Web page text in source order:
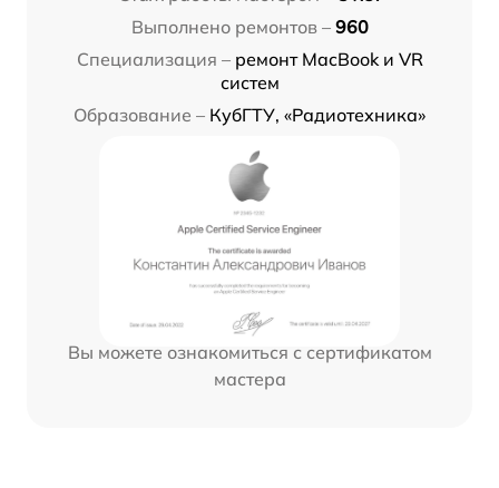
Выполнено ремонтов – 960
Специализация – ремонт MacBook и VR
систем
Образование – КубГТУ, «Радиотехника»
Вы можете ознакомиться с сертификатом
мастера